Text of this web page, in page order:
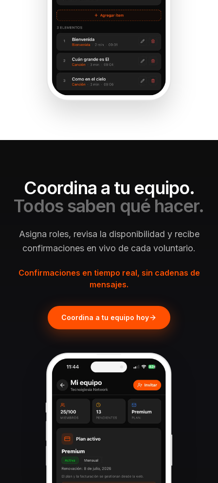
Coordina a tu equipo.
Todos saben qué hacer.
Asigna roles, revisa la disponibilidad y recibe
confirmaciones en vivo de cada voluntario.
Confirmaciones en tiempo real, sin cadenas de
mensajes.
Coordina a tu equipo hoy